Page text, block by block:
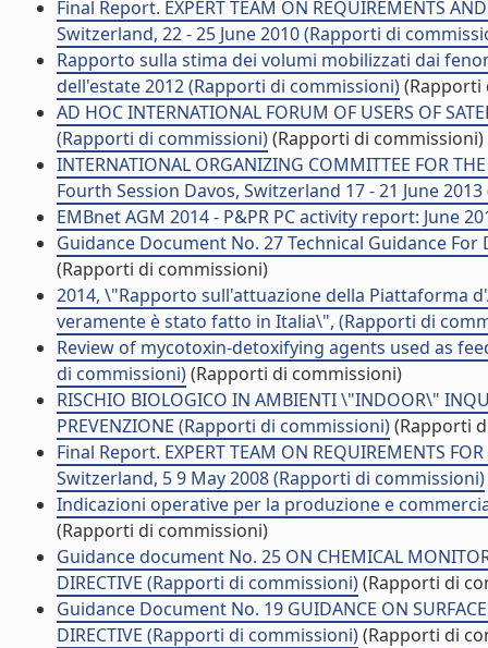
Final Report. EXPERT TEAM ON REQUIREMENTS
Switzerland, 22 - 25 June 2010 (Rapporti di
Rapporto sulla stima dei volumi mobilizzati dai
dell'estate 2012 (Rapporti di commissioni)(Rapporti
AD HOC INTERNATIONAL FORUM OF USERS OF
(Rapporti di commissioni)(Rapporti di commissioni)
INTERNATIONAL ORGANIZING COMMITTEE FOR
Fourth Session Davos, Switzerland 17 - 21 June
EMBnet AGM 2014 - P&PR PC activity report: June
Guidance Document No. 27 Technical Guidance
(Rapporti di commissioni)
2014, \"Rapporto sull'attuazione della Piattaforma
veramente è stato fatto in Italia\", (Rapporti di
Review of mycotoxin-detoxifying agents used as
di commissioni)(Rapporti di commissioni)
RISCHIO BIOLOGICO IN AMBIENTI \"INDOOR\"
PREVENZIONE (Rapporti di commissioni)(Rapporti
Final Report. EXPERT TEAM ON REQUIREMENTS
Switzerland, 5 9 May 2008 (Rapporti di commissioni)
Indicazioni operative per la produzione e
(Rapporti di commissioni)
Guidance document No. 25 ON CHEMICAL
DIRECTIVE (Rapporti di commissioni)(Rapporti di
Guidance Document No. 19 GUIDANCE ON
DIRECTIVE (Rapporti di commissioni)(Rapporti di